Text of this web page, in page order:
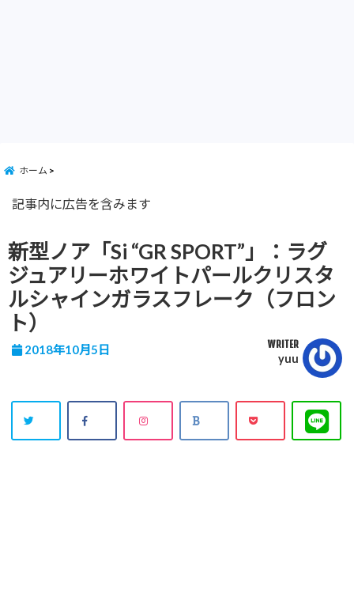
ホーム
記事内に広告を含みます
新型ノア「Si “GR SPORT”」：ラグ
ジュアリーホワイトパールクリスタ
ルシャインガラスフレーク（フロン
ト）
2018年10月5日 WRITER
yuu